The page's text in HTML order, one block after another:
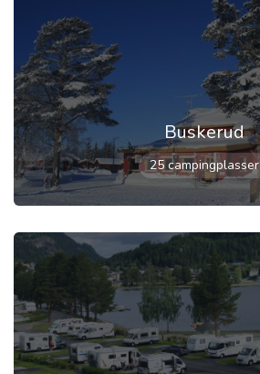
Buskerud
25 campingplasser